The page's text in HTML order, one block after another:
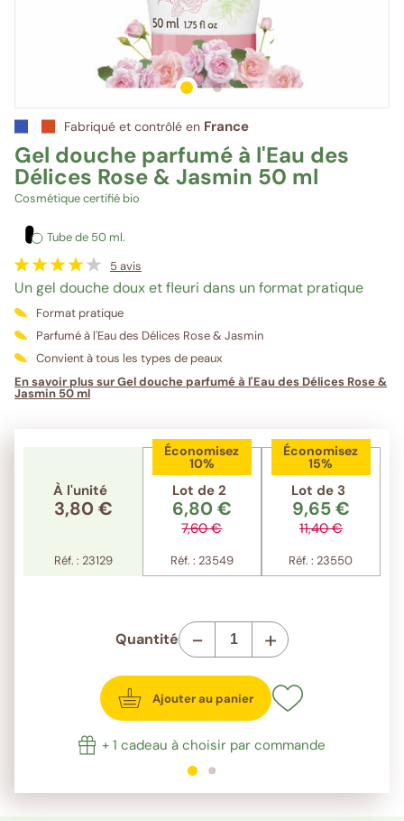
1
sur 2 2
sur 2
Fabriqué et contrôlé en France
Gel douche parfumé à l'Eau des
Délices Rose & Jasmin 50 ml
Cosmétique certifié bio
Tube de 50 ml.
5 avis
Un gel douche doux et fleuri dans un format pratique
Format pratique
Parfumé à l'Eau des Délices Rose & Jasmin
Convient à tous les types de peaux
En savoir plus sur Gel douche parfumé à l'Eau des Délices Rose &
Jasmin 50 ml
À l'unité
3,80 €
Réf. : 23129
Économisez
10%
Lot de 2
6,80 €
7,60 €
Réf. : 23549
Économisez
15%
Lot de 3
9,65 €
11,40 €
Réf. : 23550
Quantité - +
Ajouter au panier
+ 1 cadeau à choisir par commande
1sur 2 2sur 2